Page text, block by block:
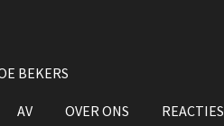
BEKERS
AV OVER ONS REACTIES